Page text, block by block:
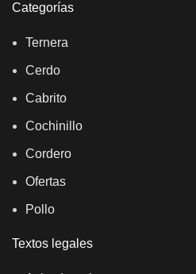
Categorías
Ternera
Cerdo
Cabrito
Cochinillo
Cordero
Ofertas
Pollo
Textos legales